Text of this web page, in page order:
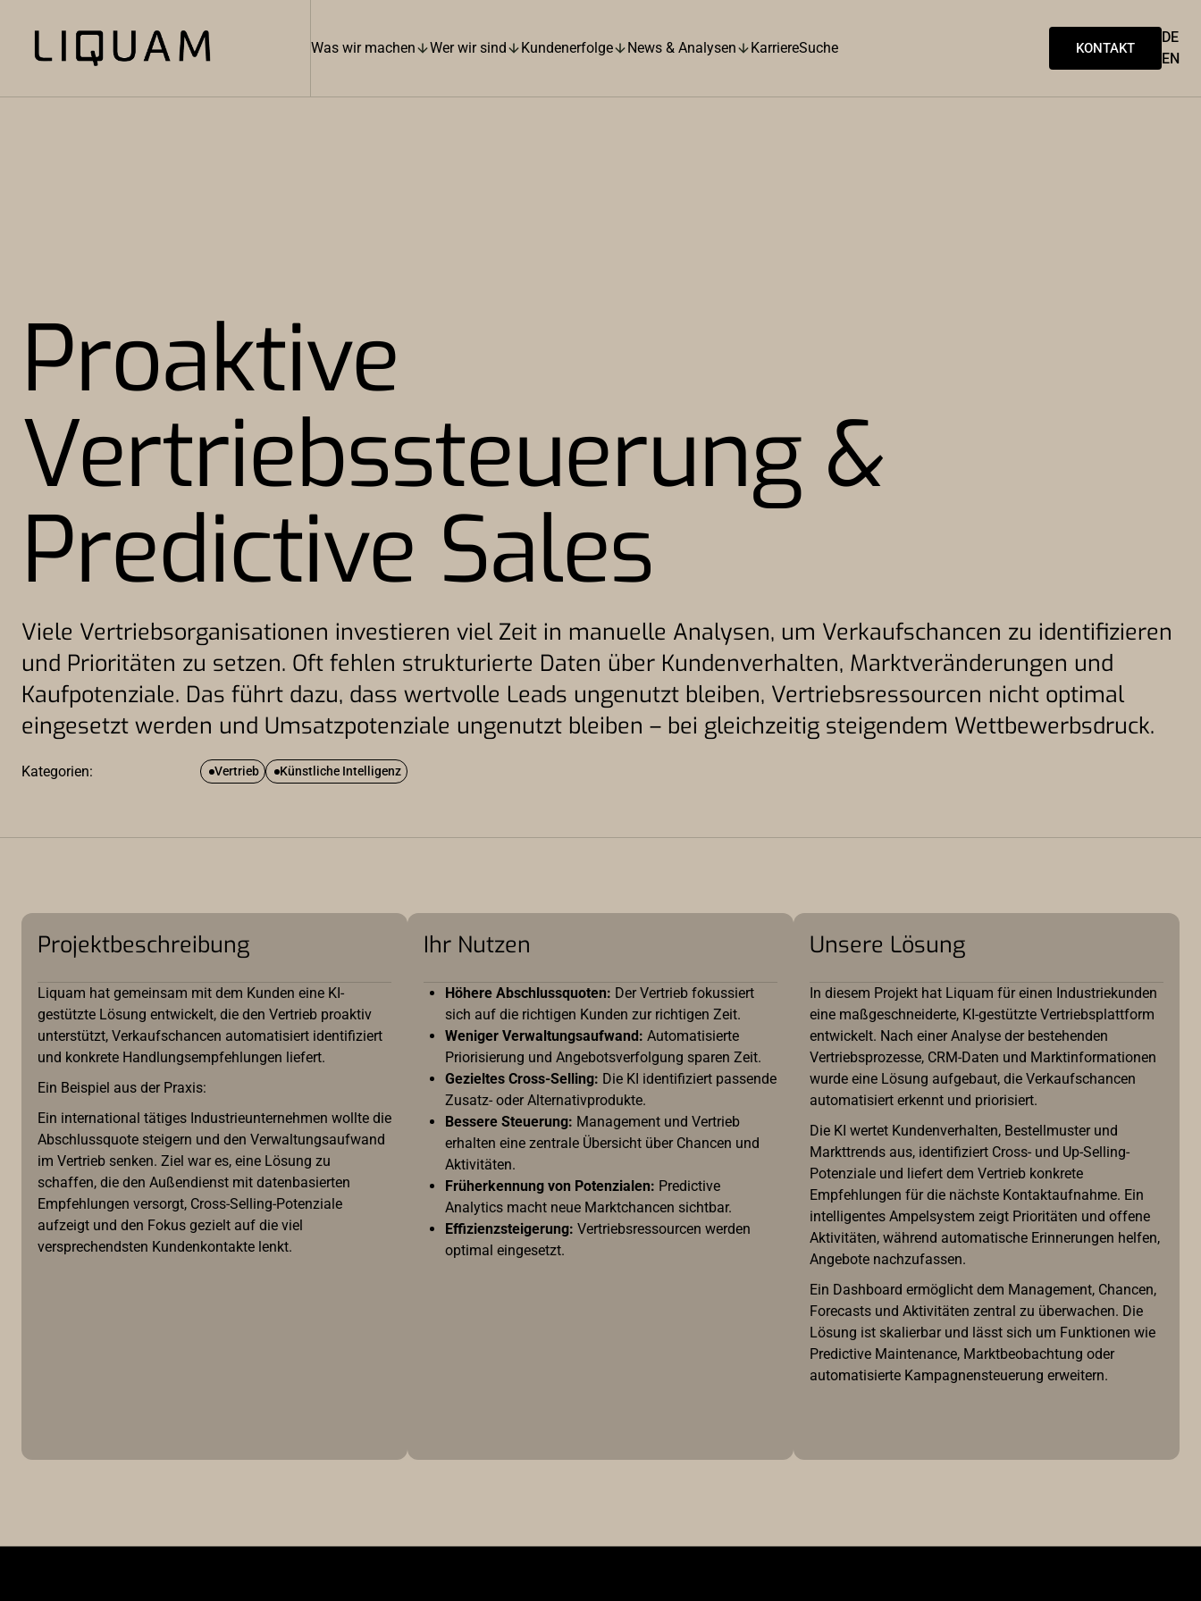
Was wir machen Wer wir sind Kundenerfolge News & Analysen KarriereSuche KONTAKT
DE
EN
Proaktive
Vertriebssteuerung &
Predictive Sales
Viele Vertriebsorganisationen investieren viel Zeit in manuelle Analysen, um Verkaufschancen zu identifizieren
und Prioritäten zu setzen. Oft fehlen strukturierte Daten über Kundenverhalten, Marktveränderungen und
Kaufpotenziale. Das führt dazu, dass wertvolle Leads ungenutzt bleiben, Vertriebsressourcen nicht optimal
eingesetzt werden und Umsatzpotenziale ungenutzt bleiben – bei gleichzeitig steigendem Wettbewerbsdruck.
Kategorien: Vertrieb Künstliche Intelligenz
Projektbeschreibung
Liquam hat gemeinsam mit dem Kunden eine KI-
gestützte Lösung entwickelt, die den Vertrieb proaktiv
unterstützt, Verkaufschancen automatisiert identifiziert
und konkrete Handlungsempfehlungen liefert.
Ein Beispiel aus der Praxis:
Ein international tätiges Industrieunternehmen wollte die
Abschlussquote steigern und den Verwaltungsaufwand
im Vertrieb senken. Ziel war es, eine Lösung zu
schaffen, die den Außendienst mit datenbasierten
Empfehlungen versorgt, Cross-Selling-Potenziale
aufzeigt und den Fokus gezielt auf die viel
versprechendsten Kundenkontakte lenkt.
Ihr Nutzen
Höhere Abschlussquoten: Der Vertrieb fokussiert
sich auf die richtigen Kunden zur richtigen Zeit.
Weniger Verwaltungsaufwand: Automatisierte
Priorisierung und Angebotsverfolgung sparen Zeit.
Gezieltes Cross-Selling: Die KI identifiziert passende
Zusatz- oder Alternativprodukte.
Bessere Steuerung: Management und Vertrieb
erhalten eine zentrale Übersicht über Chancen und
Aktivitäten.
Früherkennung von Potenzialen: Predictive
Analytics macht neue Marktchancen sichtbar.
Effizienzsteigerung: Vertriebsressourcen werden
optimal eingesetzt.
Unsere Lösung
In diesem Projekt hat Liquam für einen Industriekunden
eine maßgeschneiderte, KI-gestützte Vertriebsplattform
entwickelt. Nach einer Analyse der bestehenden
Vertriebsprozesse, CRM-Daten und Marktinformationen
wurde eine Lösung aufgebaut, die Verkaufschancen
automatisiert erkennt und priorisiert.
Die KI wertet Kundenverhalten, Bestellmuster und
Markttrends aus, identifiziert Cross- und Up-Selling-
Potenziale und liefert dem Vertrieb konkrete
Empfehlungen für die nächste Kontaktaufnahme. Ein
intelligentes Ampelsystem zeigt Prioritäten und offene
Aktivitäten, während automatische Erinnerungen helfen,
Angebote nachzufassen.
Ein Dashboard ermöglicht dem Management, Chancen,
Forecasts und Aktivitäten zentral zu überwachen. Die
Lösung ist skalierbar und lässt sich um Funktionen wie
Predictive Maintenance, Marktbeobachtung oder
automatisierte Kampagnensteuerung erweitern.